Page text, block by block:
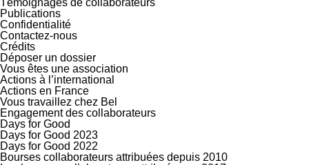
Témoignages de collaborateurs
Publications
Confidentialité
Contactez-nous
Crédits
Déposer un dossier
Vous êtes une association
Actions à l’international
Actions en France
Vous travaillez chez Bel
Engagement des collaborateurs
Days for Good
Days for Good 2023
Days for Good 2022
Bourses collaborateurs attribuées depuis 2010